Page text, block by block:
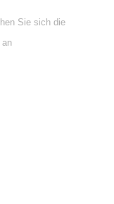
Sie sich die
an